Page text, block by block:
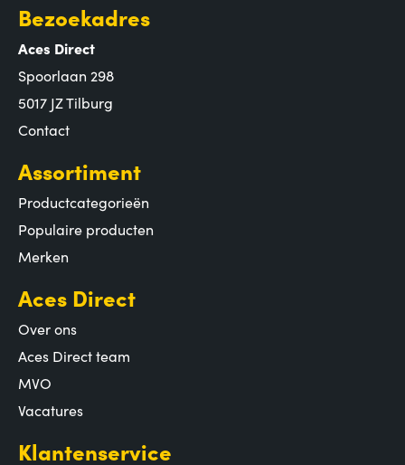
Bezoekadres
Aces Direct
Spoorlaan 298
5017 JZ Tilburg
Contact
Assortiment
Productcategorieën
Populaire producten
Merken
Aces Direct
Over ons
Aces Direct team
MVO
Vacatures
Klantenservice